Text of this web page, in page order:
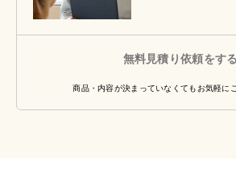
無料見積り依頼をする
商品・内容が決まっていなくてもお気軽に